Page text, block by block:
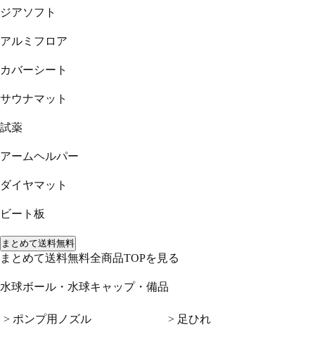
ジアソフト
アルミフロア
カバーシート
サウナマット
試薬
アームヘルパー
ダイヤマット
ビート板
まとめて送料無料
まとめて送料無料全商品TOPを見る
水球ボール・水球キャップ・備品
> ポンプ用ノズル > 足ひれ